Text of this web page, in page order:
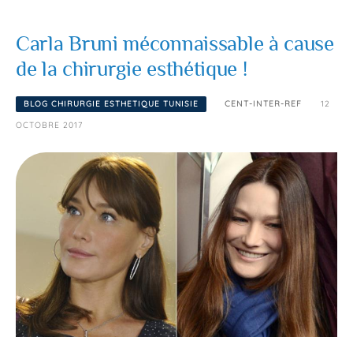
Carla Bruni méconnaissable à cause
de la chirurgie esthétique !
BLOG CHIRURGIE ESTHETIQUE TUNISIE CENT-INTER-REF 12
OCTOBRE 2017